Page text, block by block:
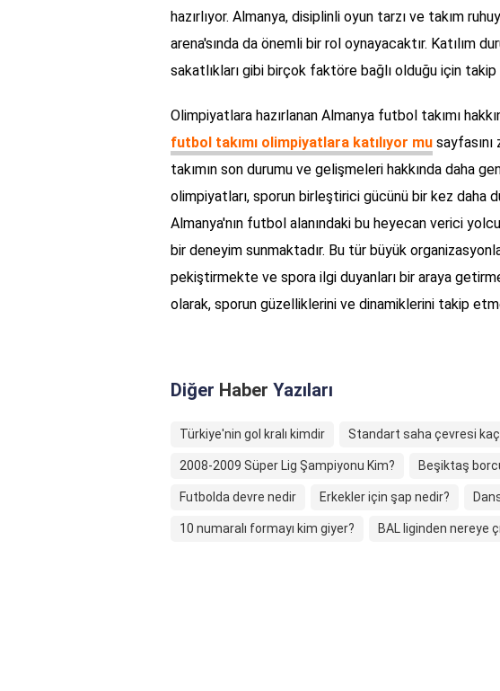
hazırlıyor. Almanya, disiplinli oyun tarzı ve takım
arena'sında da önemli bir rol oynayacaktır. Katılım
sakatlıkları gibi birçok faktöre bağlı olduğu için
Olimpiyatlara hazırlanan Almanya futbol takımı
futbol takımı olimpiyatlara katılıyor mu
takımın son durumu ve gelişmeleri hakkında daha
olimpiyatları, sporun birleştirici gücünü bir kez daha
Almanya'nın futbol alanındaki bu heyecan verici
bir deneyim sunmaktadır. Bu tür büyük
pekiştirmekte ve spora ilgi duyanları bir araya
olarak, sporun güzelliklerini ve dinamiklerini takip
Diğer Haber Yazıları
Türkiye'nin gol kralı kimdir Standart saha çevresi
2008-2009 Süper Lig Şampiyonu Kim? Beşiktaş
Futbolda devre nedir Erkekler için şap nedir?
10 numaralı formayı kim giyer? BAL liginden nereye